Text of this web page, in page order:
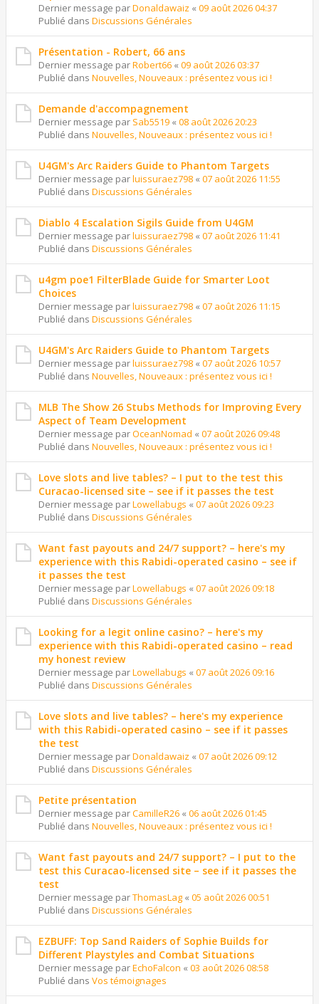
Dernier message parDonaldawaiz « 09 août 2026 04:37
Publié dans Discussions Générales
Présentation - Robert, 66 ans
Dernier message parRobert66 « 09 août 2026 03:37
Publié dans Nouvelles, Nouveaux : présentez vous ici !
Demande d'accompagnement
Dernier message par Sab5519 « 08 août 2026 20:23
Publié dans Nouvelles, Nouveaux : présentez vous ici !
U4GM's Arc Raiders Guide to Phantom Targets
Dernier message parluissuraez798 « 07 août 2026 11:55
Publié dans Discussions Générales
Diablo 4 Escalation Sigils Guide from U4GM
Dernier message parluissuraez798 « 07 août 2026 11:41
Publié dans Discussions Générales
u4gm poe1 FilterBlade Guide for Smarter Loot
Choices
Dernier message parluissuraez798 « 07 août 2026 11:15
Publié dans Discussions Générales
U4GM's Arc Raiders Guide to Phantom Targets
Dernier message parluissuraez798 « 07 août 2026 10:57
Publié dans Nouvelles, Nouveaux : présentez vous ici !
MLB The Show 26 Stubs Methods for Improving Every
Aspect of Team Development
Dernier message parOceanNomad « 07 août 2026 09:48
Publié dans Nouvelles, Nouveaux : présentez vous ici !
Love slots and live tables? – I put to the test this
Curacao-licensed site – see if it passes the test
Dernier message parLowellabugs « 07 août 2026 09:23
Publié dans Discussions Générales
Want fast payouts and 24/7 support? – here's my
experience with this Rabidi-operated casino – see if
it passes the test
Dernier message parLowellabugs « 07 août 2026 09:18
Publié dans Discussions Générales
Looking for a legit online casino? – here's my
experience with this Rabidi-operated casino – read
my honest review
Dernier message parLowellabugs « 07 août 2026 09:16
Publié dans Discussions Générales
Love slots and live tables? – here's my experience
with this Rabidi-operated casino – see if it passes
the test
Dernier message parDonaldawaiz « 07 août 2026 09:12
Publié dans Discussions Générales
Petite présentation
Dernier message parCamilleR26 « 06 août 2026 01:45
Publié dans Nouvelles, Nouveaux : présentez vous ici !
Want fast payouts and 24/7 support? – I put to the
test this Curacao-licensed site – see if it passes the
test
Dernier message parThomasLag « 05 août 2026 00:51
Publié dans Discussions Générales
EZBUFF: Top Sand Raiders of Sophie Builds for
Different Playstyles and Combat Situations
Dernier message parEchoFalcon « 03 août 2026 08:58
Publié dans Vos témoignages